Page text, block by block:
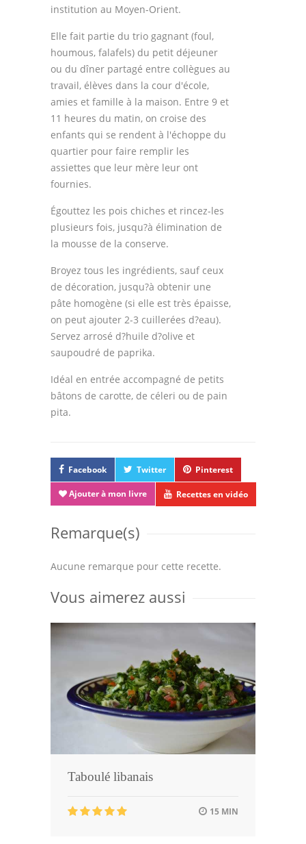
institution au Moyen-Orient.
Elle fait partie du trio gagnant (foul,
houmous, falafels) du petit déjeuner
ou du dîner partagé entre collègues au
travail, élèves dans la cour d'école,
amies et famille à la maison. Entre 9 et
11 heures du matin, on croise des
enfants qui se rendent à l'échoppe du
quartier pour faire remplir les
assiettes que leur mère leur ont
fournies.
Égouttez les pois chiches et rincez-les
plusieurs fois, jusqu?à élimination de
la mousse de la conserve.
Broyez tous les ingrédients, sauf ceux
de décoration, jusqu?à obtenir une
pâte homogène (si elle est très épaisse,
on peut ajouter 2-3 cuillerées d?eau).
Servez arrosé d?huile d?olive et
saupoudré de paprika.
Idéal en entrée accompagné de petits
bâtons de carotte, de céleri ou de pain
pita.
Facebook Twitter Pinterest
Ajouter à mon livre Recettes en vidéo
Remarque(s)
Aucune remarque pour cette recette.
Vous aimerez aussi
Taboulé libanais
15 MIN